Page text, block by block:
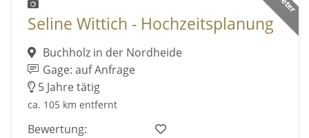
Seline Wittich - Hochzeitsplanung
Buchholz in der Nordheide
Gage: auf Anfrage
5 Jahre tätig
ca. 105 km entfernt
Bewertung: